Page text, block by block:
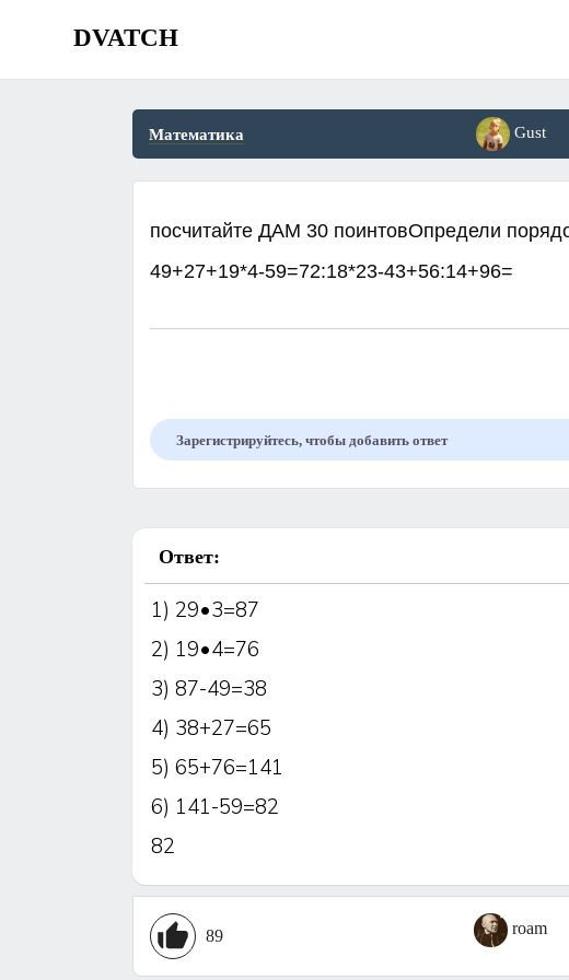
DVATCH
Математика Gust
посчитайте ДАМ 30 поинтовОпредели
49+27+19*4-59=72:18*23-43+56:14+96=
Зарегистрируйтесь, чтобы добавить ответ
Ответ:
1) 29•3=87
2) 19•4=76
3) 87-49=38
4) 38+27=65
5) 65+76=141
6) 141-59=82
82
89 roam